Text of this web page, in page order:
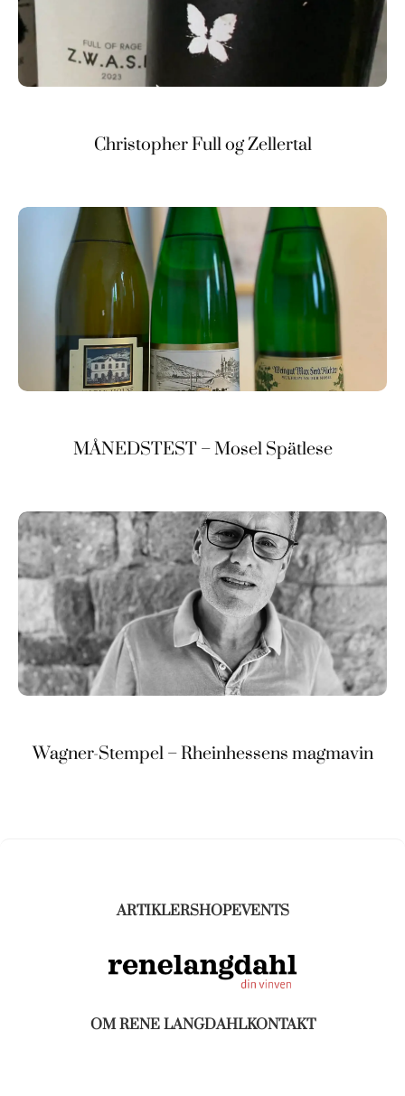
Christopher Full og Zellertal
MÅNEDSTEST – Mosel Spätlese
Wagner-Stempel – Rheinhessens magmavin
ARTIKLERSHOPEVENTS
OM RENE LANGDAHLKONTAKT